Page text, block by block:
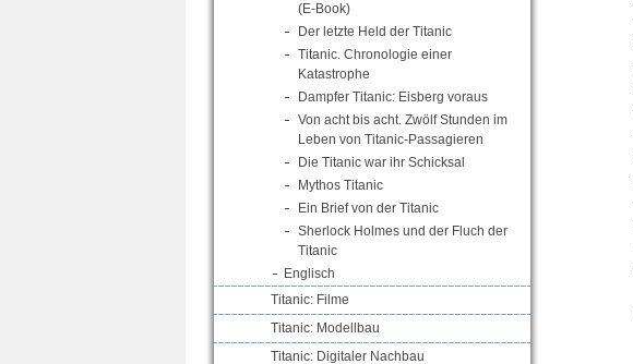
(E-Book)
Der letzte Held der Titanic
Titanic. Chronologie einer
Katastrophe
Dampfer Titanic: Eisberg voraus
Von acht bis acht. Zwölf Stunden im
Leben von Titanic-Passagieren
Die Titanic war ihr Schicksal
Mythos Titanic
Ein Brief von der Titanic
Sherlock Holmes und der Fluch der
Titanic
Englisch
Titanic: Filme
Titanic: Modellbau
Titanic: Digitaler Nachbau